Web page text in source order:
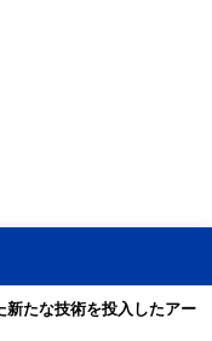
新たな技術を投入したアー